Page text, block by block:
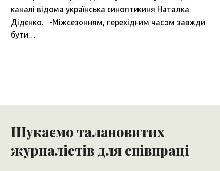
каналі відома українська синоптикиня Наталка
Діденко. -Міжсезонням, перехідним часом завжди
бути…
Шукаємо талановитих
журналістів для співпраці